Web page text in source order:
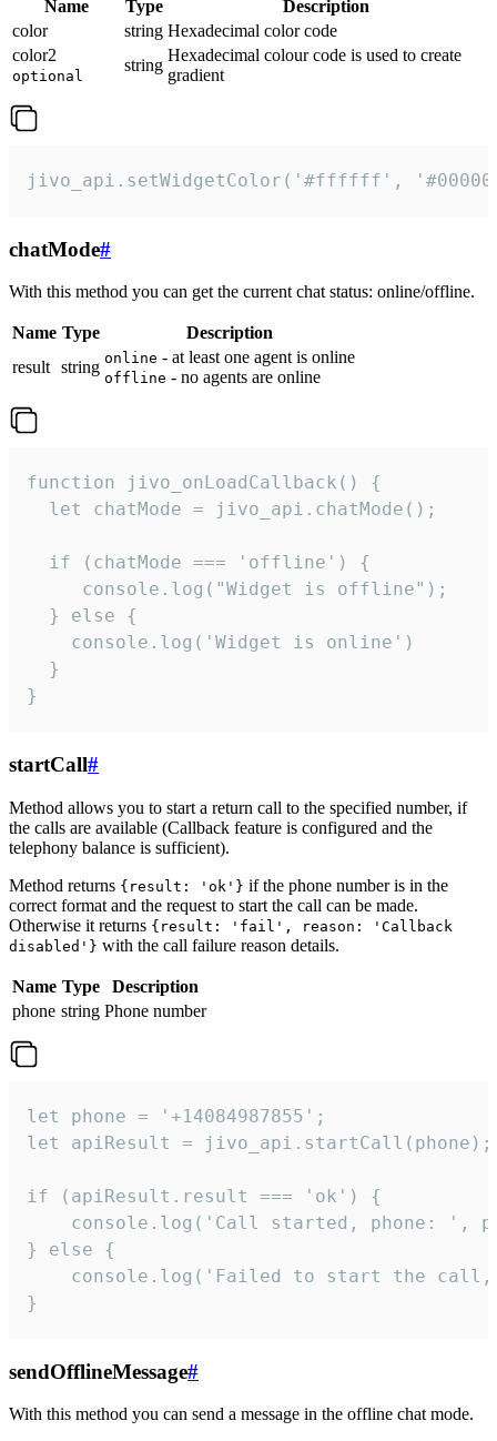
Name Type
Description
color
string Hexadecimal color code
color2
optional
string
Hexadecimal colour code is used to create
gradient
jivo_api.setWidgetColor('#ffffff',
chatMode#
With this method you can get the current chat status: online/offline.
Name Type
Description
result string online - at least one agent is online
offline - no agents are online
function jivo_onLoadCallback() {
  let chatMode = jivo_api.chatMode();
  if (chatMode === 'offline') {
     console.log("Widget is offline");
  } else {
    console.log('Widget is online')
  }
}
startCall#
Method allows you to start a return call to the specified number, if
the calls are available (Callback feature is configured and the
telephony balance is sufficient).
Method returns {result: 'ok'} if the phone number is in the
correct format and the request to start the call can be made.
Otherwise it returns {result: 'fail', reason: 'Callback
disabled'} with the call failure reason details.
Name Type
Description
phone string Phone number
let phone = '+14084987855';
let apiResult = jivo_api.startCall(phone);
if (apiResult.result === 'ok') {
console.log('Call started, phone: ',
} else {
console.log('Failed to start the
}
sendOfflineMessage#
With this method you can send a message in the offline chat mode.